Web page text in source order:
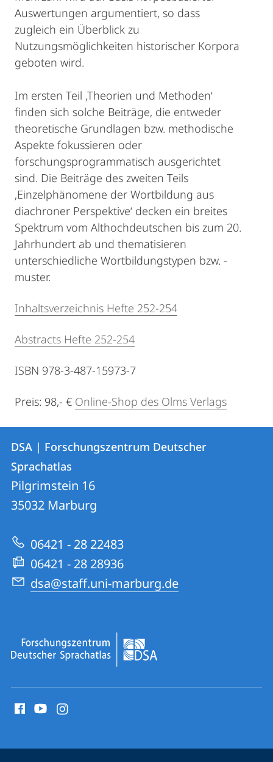
Auswertungen argumentiert, so dass
zugleich ein Überblick zu
Nutzungsmöglichkeiten historischer Korpora
geboten wird.
Im ersten Teil ‚Theorien und Methoden‘
finden sich solche Beiträge, die entweder
theoretische Grundlagen bzw. methodische
Aspekte fokussieren oder
forschungsprogrammatisch ausgerichtet
sind. Die Beiträge des zweiten Teils
‚Einzelphänomene der Wortbildung aus
diachroner Perspektive‘ decken ein breites
Spektrum vom Althochdeutschen bis zum 20.
Jahrhundert ab und thematisieren
unterschiedliche Wortbildungstypen bzw. -
muster.
Inhaltsverzeichnis Hefte 252-254
Abstracts Hefte 252-254
ISBN 978-3-487-15973-7
Preis: 98,- € Online-Shop des Olms Verlags
Kontakt
und
Informationen
zur
Website
Kontaktinformationen
DSA
|
Forschungszentrum
Sprachatlas
DSA | Forschungszentrum Deutscher
Sprachatlas
Pilgrimstein 16
35032 Marburg
06421 - 28 22483
06421 - 28 28936
dsa@staff.uni-marburg.de
Media